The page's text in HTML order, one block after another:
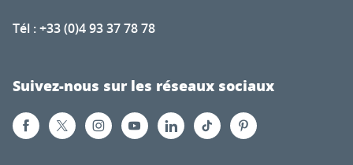
Tél : +33 (0)4 93 37 78 78
Suivez-nous sur les réseaux sociaux